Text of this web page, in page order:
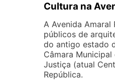
Cultura na
A Avenida
públicos de
do antigo estado
Câmara
Justiça (atual
República.